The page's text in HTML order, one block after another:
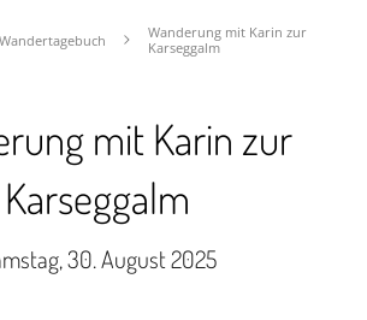
Wandertagebuch
Wanderung mit Karin zur
Karseggalm
mit Karin zur
Karseggalm
30. August 2025